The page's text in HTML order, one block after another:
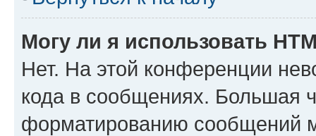
Могу ли я использовать
Нет. На этой конференции
кода в сообщениях. Большая
форматированию сообщений